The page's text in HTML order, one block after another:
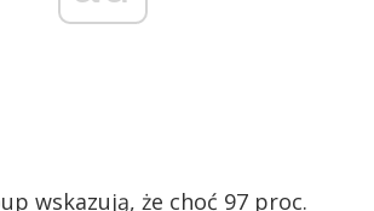
wskazują, że choć 97 proc.